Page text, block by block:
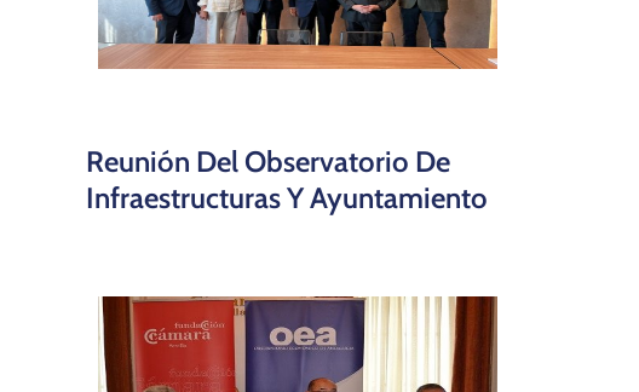
Reunión Del Observatorio De
Infraestructuras Y Ayuntamiento